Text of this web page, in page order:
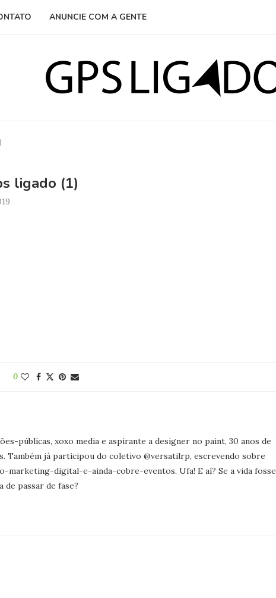
ANUNCIE COM A GENTE
ligado (1)
0
públicas, xoxo media e aspirante a designer no paint, 30 anos de
Também já participou do coletivo @versatilrp, escrevendo sobre
marketing-digital-e-ainda-cobre-eventos. Ufa! E aí? Se a vida fosse
passar de fase?